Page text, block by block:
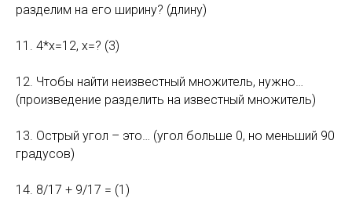
разделим на его ширину? (длину)
11. 4*х=12, х=? (3)
12. Чтобы найти неизвестный множитель, нужно…
(произведение разделить на известный множитель)
13. Острый угол – это… (угол больше 0, но меньший 90
градусов)
14. 8/17 + 9/17 = (1)